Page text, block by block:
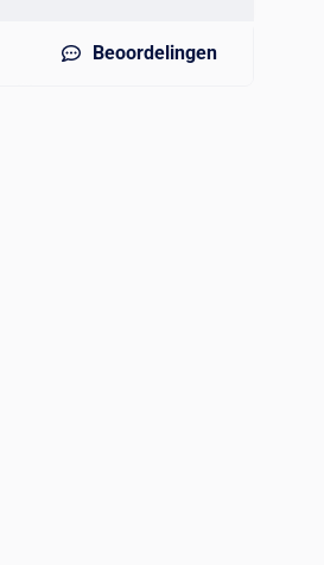
Beoordelingen